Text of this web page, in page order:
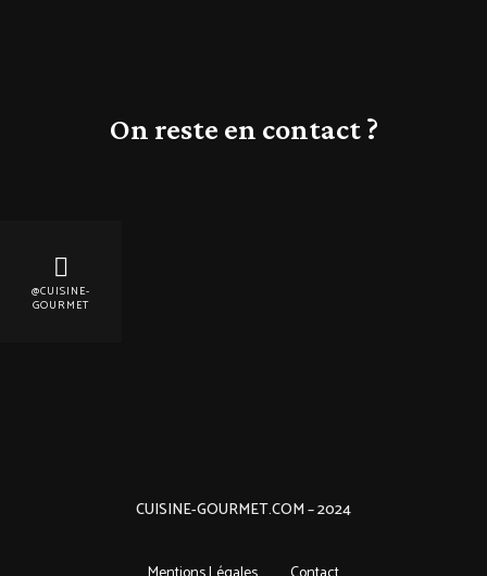
On reste en contact ?
@CUISINE-
GOURMET
CUISINE-GOURMET.COM – 2024